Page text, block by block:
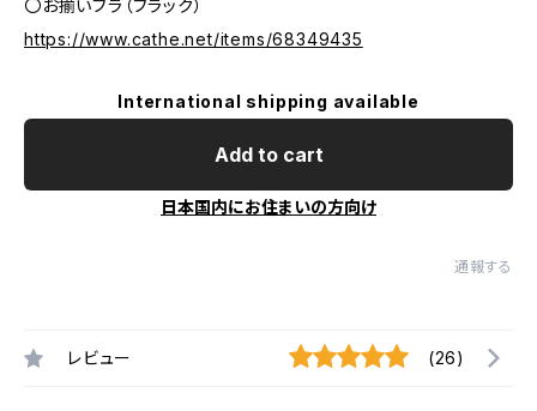
〇お揃いブラ（ブラック）
https://www.cathe.net/items/68349435
International shipping available
Add to cart
日本国内にお住まいの方向け
通報する
レビュー (26)